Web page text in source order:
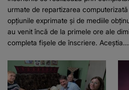
urmate de repartizarea
opțiunile exprimate și de mediile
au venit încă de la primele ore ale
completa fișele de înscriere. Aceștia...